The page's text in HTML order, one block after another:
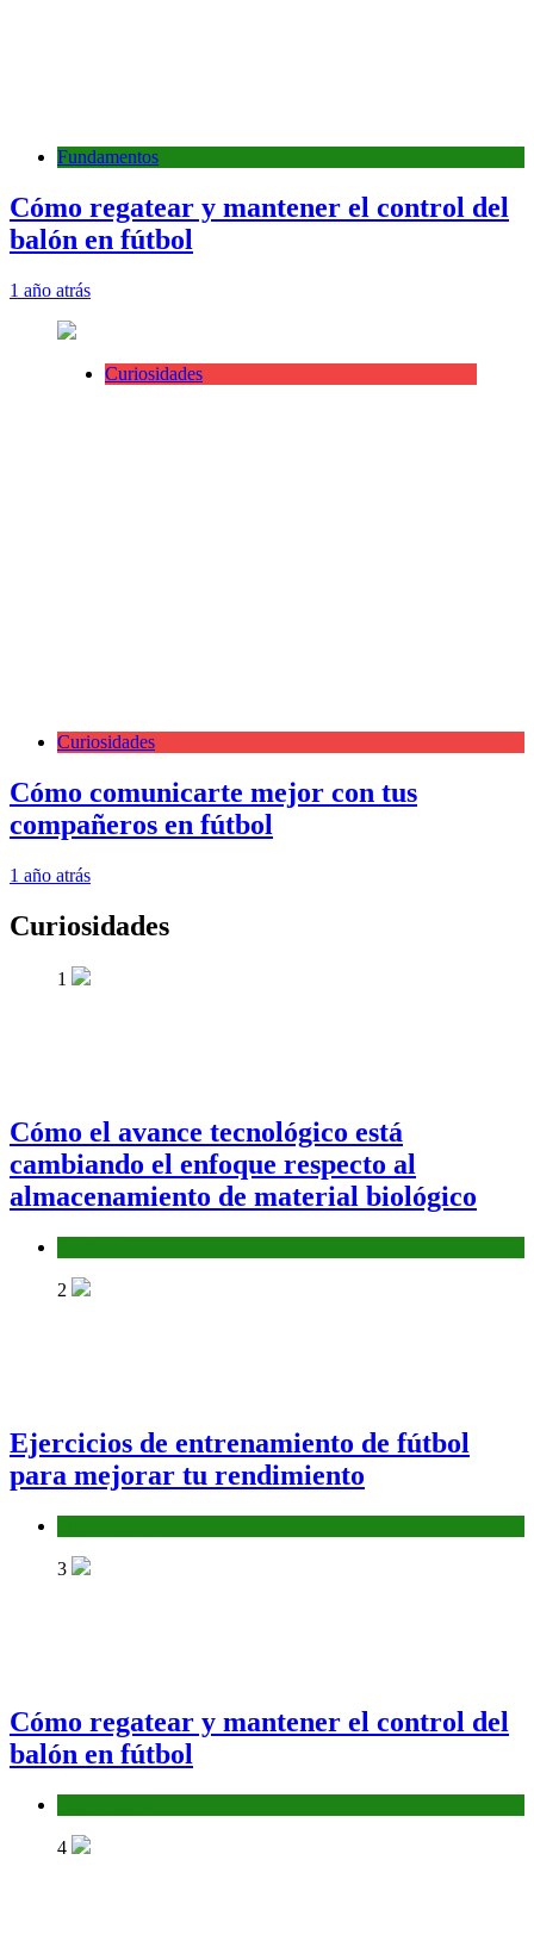
Fundamentos
Cómo regatear y mantener el control del
balón en fútbol
1 año atrás
Curiosidades
Curiosidades
Cómo comunicarte mejor con tus
compañeros en fútbol
1 año atrás
Curiosidades
1
Cómo el avance tecnológico está
cambiando el enfoque respecto al
almacenamiento de material biológico
2
Ejercicios de entrenamiento de fútbol
para mejorar tu rendimiento
3
Cómo regatear y mantener el control del
balón en fútbol
4